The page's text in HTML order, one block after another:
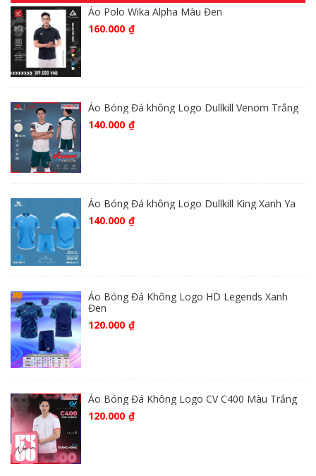
Áo Polo Wika Alpha Màu Đen
160.000 ₫
Áo Bóng Đá không Logo Dullkill Venom Trắng
140.000 ₫
Áo Bóng Đá không Logo Dullkill King Xanh Ya
140.000 ₫
Áo Bóng Đá Không Logo HD Legends Xanh
Đen
120.000 ₫
Áo Bóng Đá Không Logo CV C400 Màu Trắng
120.000 ₫